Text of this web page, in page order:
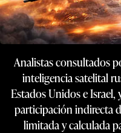
Analistas consultados
inteligencia satelital
Estados Unidos e
participación indirecta
limitada y calculada